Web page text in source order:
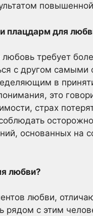
плацдарм для
требует
с другом
в
это
страх
основанных на
любви?
любви,
с этим